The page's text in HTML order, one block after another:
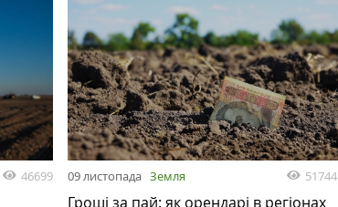
46699 09 листопада Земля 51744
Гроші за пай: як орендарі в регіонах